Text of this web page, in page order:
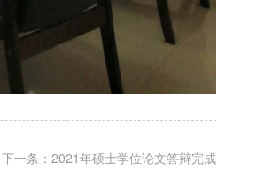
下一条：2021年硕士学位论文答辩完成